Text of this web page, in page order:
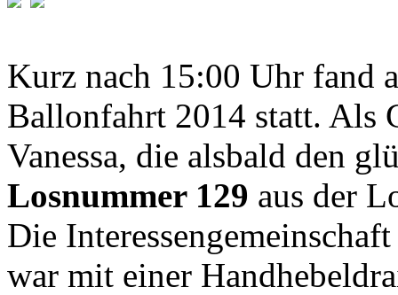
Kurz nach 15:00 Uhr fand
Ballonfahrt 2014 statt. Als
Vanessa, die alsbald den
Losnummer 129 aus der
Die
war mit einer